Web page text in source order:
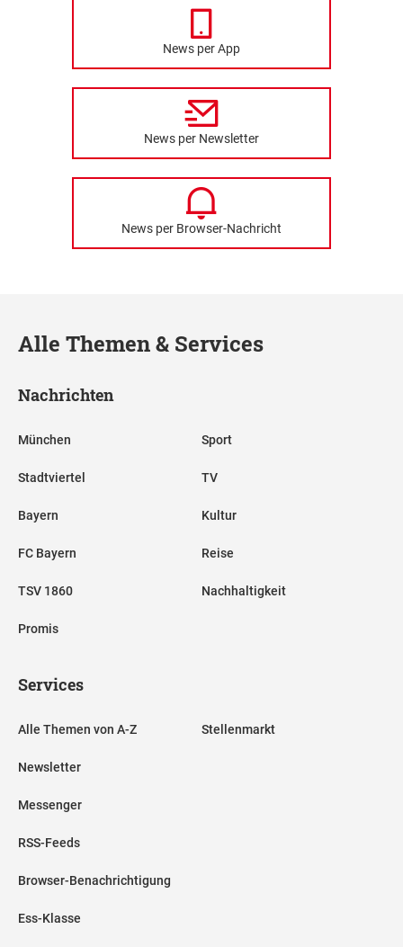
News per App
News per Newsletter
News per Browser-Nachricht
Alle Themen & Services
Nachrichten
München
Stadtviertel
Bayern
FC Bayern
TSV 1860
Promis
Sport
TV
Kultur
Reise
Nachhaltigkeit
Services
Alle Themen von A-Z
Newsletter
Messenger
RSS-Feeds
Browser-Benachrichtigung
Ess-Klasse
Stellenmarkt